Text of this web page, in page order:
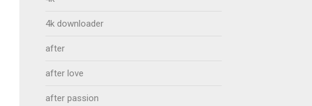
4k downloader
after
after love
after passion